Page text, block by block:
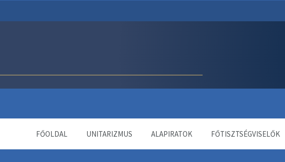
FŐOLDAL UNITARIZMUS ALAPIRATOK FŐTISZTSÉGVISELŐK